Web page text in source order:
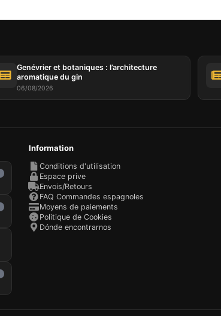
Genévrier et botaniques : l’architecture
aromatique du gin
06/08/2026
Information
Conditions d'utilisation
Espace prive
Envois/Retours
FAQ Commandes espagnoles
Moyens de paiements
Politique de Cookies
Dónde encontrarnos